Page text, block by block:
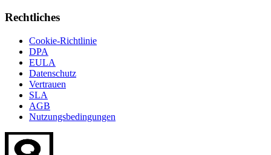
Rechtliches
Cookie-Richtlinie
DPA
EULA
Datenschutz
Vertrauen
SLA
AGB
Nutzungsbedingungen